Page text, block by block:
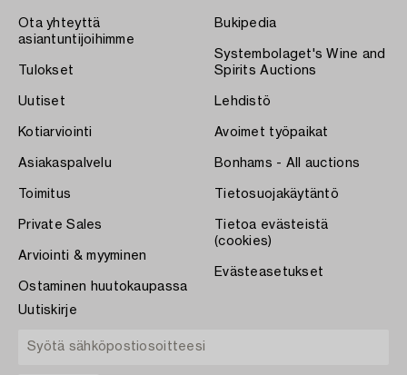
Ota yhteyttä
asiantuntijoihimme
Tulokset
Uutiset
Kotiarviointi
Asiakaspalvelu
Toimitus
Private Sales
Arviointi & myyminen
Ostaminen huutokaupassa
Bukipedia
Systembolaget's Wine and
Spirits Auctions
Lehdistö
Avoimet työpaikat
Bonhams - All auctions
Tietosuojakäytäntö
Tietoa evästeistä
(cookies)
Evästeasetukset
Uutiskirje